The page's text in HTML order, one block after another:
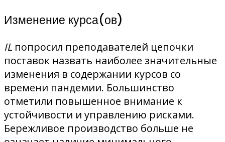
Изменение курса(ов)
IL попросил преподавателей цепочки
поставок назвать наиболее значительные
изменения в содержании курсов со
времени пандемии. Большинство
отметили повышенное внимание к
устойчивости и управлению рисками.
Бережливое производство больше не